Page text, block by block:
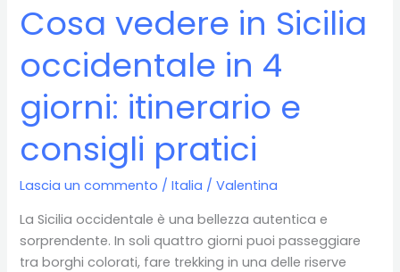
Cosa vedere in Sicilia
occidentale in 4
giorni: itinerario e
consigli pratici
Lascia un commento /Italia /Valentina
La Sicilia occidentale è una bellezza autentica e
sorprendente. In soli quattro giorni puoi passeggiare
tra borghi colorati, fare trekking in una delle riserve